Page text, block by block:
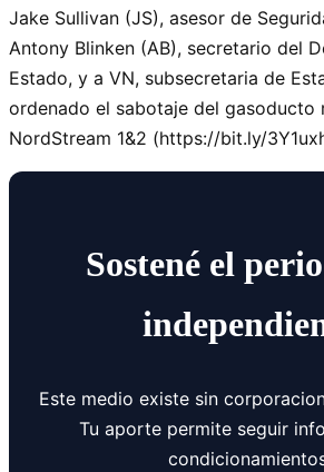
Jake Sullivan (JS), asesor de
Antony Blinken (AB), secretario del
Estado, y a VN, subsecretaria de
ordenado el sabotaje del gasoducto
NordStream 1&2 (https://bit.ly/
Sostené el
Este medio existe sin
Tu aporte permite seguir